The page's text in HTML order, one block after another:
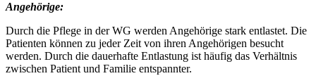
Angehörige:
Durch die Pflege in der WG werden Angehörige stark entlastet. Die
Patienten können zu jeder Zeit von ihren Angehörigen besucht
werden. Durch die dauerhafte Entlastung ist häufig das Verhältnis
zwischen Patient und Familie entspannter.